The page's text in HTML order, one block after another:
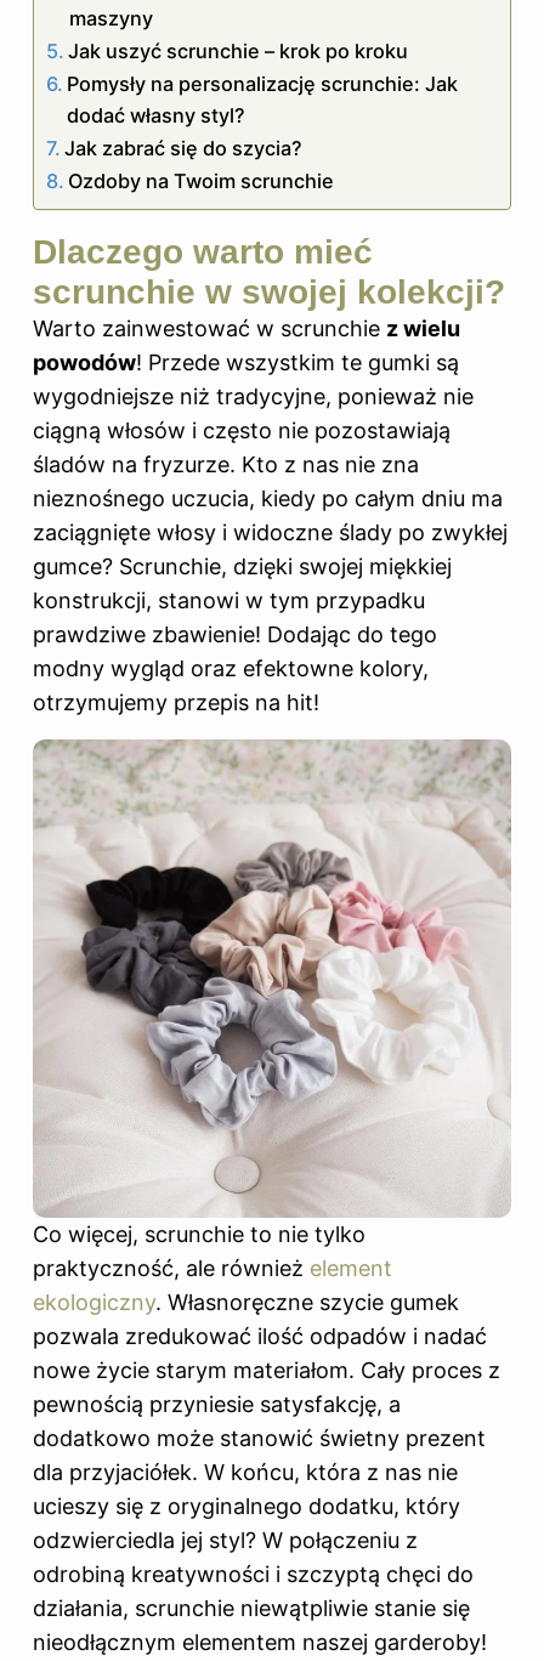
maszyny
Jak uszyć scrunchie – krok po kroku
Pomysły na personalizację scrunchie: Jak
dodać własny styl?
Jak zabrać się do szycia?
Ozdoby na Twoim scrunchie
Dlaczego warto mieć
scrunchie w swojej kolekcji?
Warto zainwestować w scrunchie z wielu
powodów! Przede wszystkim te gumki są
wygodniejsze niż tradycyjne, ponieważ nie
ciągną włosów i często nie pozostawiają
śladów na fryzurze. Kto z nas nie zna
nieznośnego uczucia, kiedy po całym dniu ma
zaciągnięte włosy i widoczne ślady po zwykłej
gumce? Scrunchie, dzięki swojej miękkiej
konstrukcji, stanowi w tym przypadku
prawdziwe zbawienie! Dodając do tego
modny wygląd oraz efektowne kolory,
otrzymujemy przepis na hit!
Co więcej, scrunchie to nie tylko
praktyczność, ale również element
ekologiczny. Własnoręczne szycie gumek
pozwala zredukować ilość odpadów i nadać
nowe życie starym materiałom. Cały proces z
pewnością przyniesie satysfakcję, a
dodatkowo może stanowić świetny prezent
dla przyjaciółek. W końcu, która z nas nie
ucieszy się z oryginalnego dodatku, który
odzwierciedla jej styl? W połączeniu z
odrobiną kreatywności i szczyptą chęci do
działania, scrunchie niewątpliwie stanie się
nieodłącznym elementem naszej garderoby!